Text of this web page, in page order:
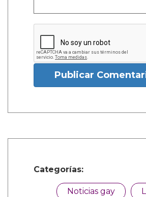
Publicar
Categorías:
Noticias gay